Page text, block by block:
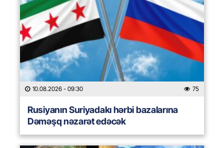
10.08.2026 - 09:30 75
Rusiyanın Suriyadakı hərbi bazalarına
Dəməşq nəzarət edəcək